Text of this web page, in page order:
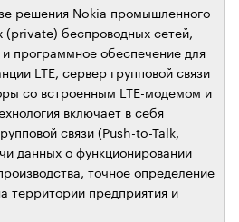
решения Nokia промышленного
(private) беспроводных сетей,
программное обеспечение для
LTE, сервер групповой связи
со встроенным LTE-модемом и
включает в себя
связи (Push-to-Talk,
данных о функционировании
точное определение
территории предприятия и